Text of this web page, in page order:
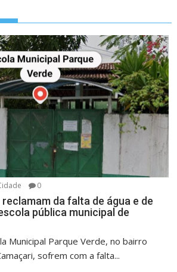
0
da falta de água e de
pública municipal de
Municipal Parque Verde, no bairro
sofrem com a falta...